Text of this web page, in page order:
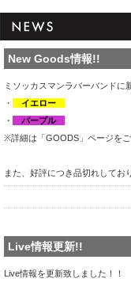
New Goods情報!!
ミソッカスマンラバーバンドに
・
イエロー
・
パープル
※詳細は「GOODS」ページをご
また、好評につき品切れしてお
Live情報更新!!
Live情報を更新致しました！！